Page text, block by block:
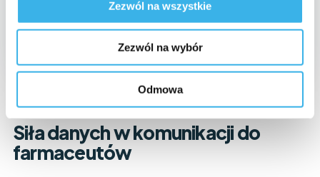
Zezwól na wszystkie
Zezwól na wybór
Odmowa
Siła danych w komunikacji do
farmaceutów